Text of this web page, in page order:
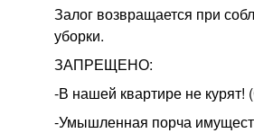
Залог возвращается при
уборки.
ЗАПРЕЩЕНО:
-В нашей квартире не курят!
-Умышленная порча